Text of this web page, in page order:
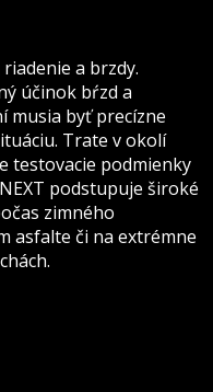
a brzdy.
účinok bŕzd a
musia byť precízne
Trate v okolí
testovacie podmienky
podstupuje široké
zimného
asfalte či na extrémne